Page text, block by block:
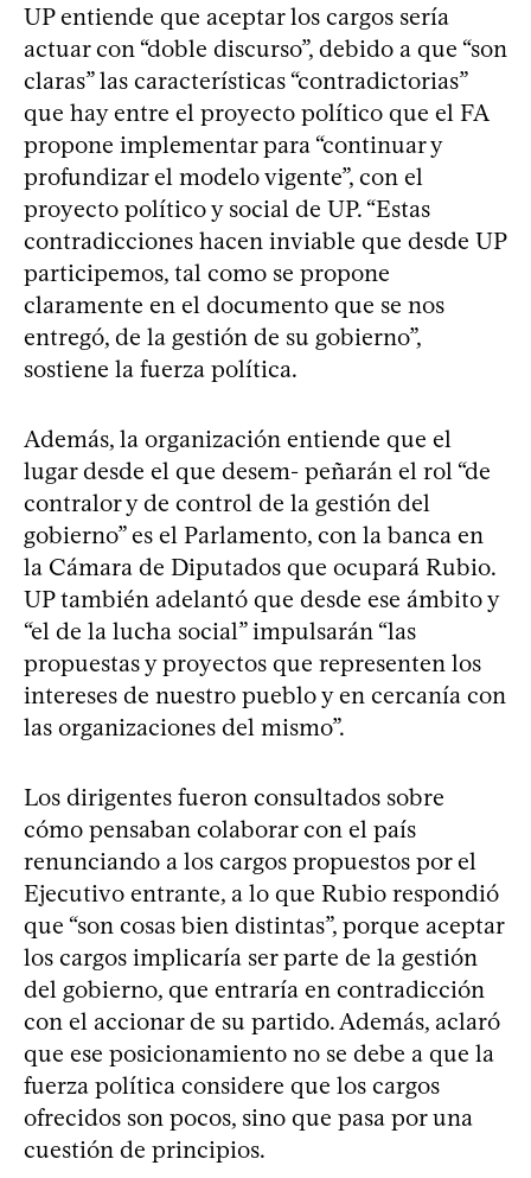
UP entiende que aceptar los cargos sería
actuar con “doble discurso”, debido a que “son
claras” las características “contradictorias”
que hay entre el proyecto político que el FA
propone implementar para “continuar y
profundizar el modelo vigente”, con el
proyecto político y social de UP. “Estas
contradicciones hacen inviable que desde UP
participemos, tal como se propone
claramente en el documento que se nos
entregó, de la gestión de su gobierno”,
sostiene la fuerza política.
Además, la organización entiende que el
lugar desde el que desem- peñarán el rol “de
contralor y de control de la gestión del
gobierno” es el Parlamento, con la banca en
la Cámara de Diputados que ocupará Rubio.
UP también adelantó que desde ese ámbito y
“el de la lucha social” impulsarán “las
propuestas y proyectos que representen los
intereses de nuestro pueblo y en cercanía con
las organizaciones del mismo”.
Los dirigentes fueron consultados sobre
cómo pensaban colaborar con el país
renunciando a los cargos propuestos por el
Ejecutivo entrante, a lo que Rubio respondió
que “son cosas bien distintas”, porque aceptar
los cargos implicaría ser parte de la gestión
del gobierno, que entraría en contradicción
con el accionar de su partido. Además, aclaró
que ese posicionamiento no se debe a que la
fuerza política considere que los cargos
ofrecidos son pocos, sino que pasa por una
cuestión de principios.